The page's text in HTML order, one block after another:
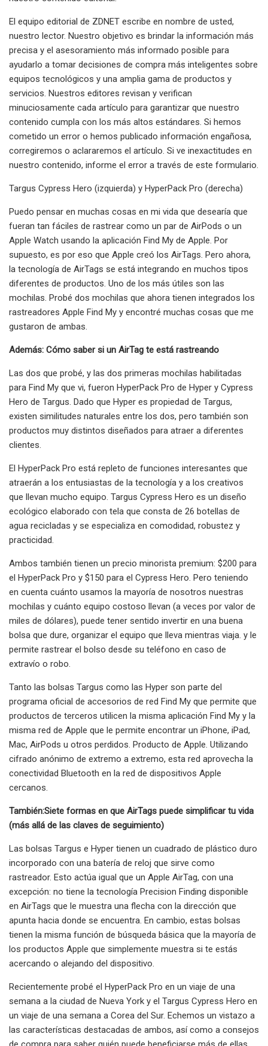
El equipo editorial de ZDNET escribe en nombre de usted,
nuestro lector. Nuestro objetivo es brindar la información más
precisa y el asesoramiento más informado posible para
ayudarlo a tomar decisiones de compra más inteligentes sobre
equipos tecnológicos y una amplia gama de productos y
servicios. Nuestros editores revisan y verifican
minuciosamente cada artículo para garantizar que nuestro
contenido cumpla con los más altos estándares. Si hemos
cometido un error o hemos publicado información engañosa,
corregiremos o aclararemos el artículo. Si ve inexactitudes en
nuestro contenido, informe el error a través de este formulario.
Targus Cypress Hero (izquierda) y HyperPack Pro (derecha)
Puedo pensar en muchas cosas en mi vida que desearía que
fueran tan fáciles de rastrear como un par de AirPods o un
Apple Watch usando la aplicación Find My de Apple. Por
supuesto, es por eso que Apple creó los AirTags. Pero ahora,
la tecnología de AirTags se está integrando en muchos tipos
diferentes de productos. Uno de los más útiles son las
mochilas. Probé dos mochilas que ahora tienen integrados los
rastreadores Apple Find My y encontré muchas cosas que me
gustaron de ambas.
Además: Cómo saber si un AirTag te está rastreando
Las dos que probé, y las dos primeras mochilas habilitadas
para Find My que vi, fueron HyperPack Pro de Hyper y Cypress
Hero de Targus. Dado que Hyper es propiedad de Targus,
existen similitudes naturales entre los dos, pero también son
productos muy distintos diseñados para atraer a diferentes
clientes.
El HyperPack Pro está repleto de funciones interesantes que
atraerán a los entusiastas de la tecnología y a los creativos
que llevan mucho equipo. Targus Cypress Hero es un diseño
ecológico elaborado con tela que consta de 26 botellas de
agua recicladas y se especializa en comodidad, robustez y
practicidad.
Ambos también tienen un precio minorista premium: $200 para
el HyperPack Pro y $150 para el Cypress Hero. Pero teniendo
en cuenta cuánto usamos la mayoría de nosotros nuestras
mochilas y cuánto equipo costoso llevan (a veces por valor de
miles de dólares), puede tener sentido invertir en una buena
bolsa que dure, organizar el equipo que lleva mientras viaja. y le
permite rastrear el bolso desde su teléfono en caso de
extravío o robo.
Tanto las bolsas Targus como las Hyper son parte del
programa oficial de accesorios de red Find My que permite que
productos de terceros utilicen la misma aplicación Find My y la
misma red de Apple que le permite encontrar un iPhone, iPad,
Mac, AirPods u otros perdidos. Producto de Apple. Utilizando
cifrado anónimo de extremo a extremo, esta red aprovecha la
conectividad Bluetooth en la red de dispositivos Apple
cercanos.
También:Siete formas en que AirTags puede simplificar tu vida
(más allá de las claves de seguimiento)
Las bolsas Targus e Hyper tienen un cuadrado de plástico duro
incorporado con una batería de reloj que sirve como
rastreador. Esto actúa igual que un Apple AirTag, con una
excepción: no tiene la tecnología Precision Finding disponible
en AirTags que le muestra una flecha con la dirección que
apunta hacia donde se encuentra. En cambio, estas bolsas
tienen la misma función de búsqueda básica que la mayoría de
los productos Apple que simplemente muestra si te estás
acercando o alejando del dispositivo.
Recientemente probé el HyperPack Pro en un viaje de una
semana a la ciudad de Nueva York y el Targus Cypress Hero en
un viaje de una semana a Corea del Sur. Echemos un vistazo a
las características destacadas de ambos, así como a consejos